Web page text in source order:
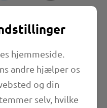
hjemmeside.
andre hjælper os
og din
selv, hvilke